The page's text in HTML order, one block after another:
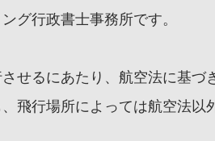
グ行政書士事務所です。
させるにあたり、航空法に基
飛行場所によっては航空法